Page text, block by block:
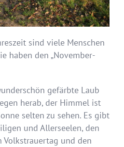
sind viele Menschen
haben den „November-
gefärbte Laub
herab, der Himmel ist
selten zu sehen. Es gibt
und Allerseelen, den
Volkstrauertag und den